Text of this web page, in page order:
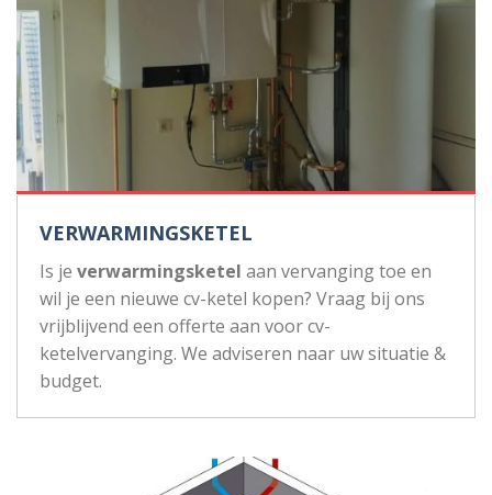
VERWARMINGSKETEL
Is je verwarmingsketel aan vervanging toe en
wil je een nieuwe cv-ketel kopen? Vraag bij ons
vrijblijvend een offerte aan voor cv-
ketelvervanging. We adviseren naar uw situatie &
budget.